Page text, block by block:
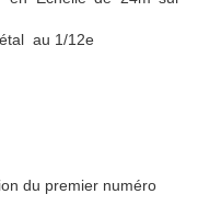
au 1/12e
du premier numéro